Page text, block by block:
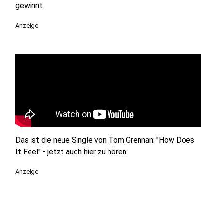
gewinnt.
Anzeige
Das ist die neue Single von Tom Grennan: "How Does
It Feel" - jetzt auch hier zu hören
Anzeige